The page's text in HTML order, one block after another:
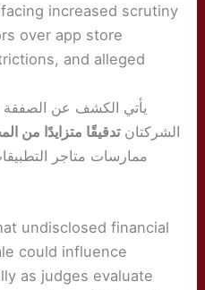
increased scrutiny
over app store
and alleged
يأتي الكشف عن
الشركتانتدقيقًا متزايدًا من
ممارسات متاجر
undisclosed financial
could influence
as judges evaluate